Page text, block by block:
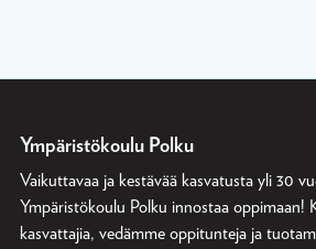
Ympäristökoulu Polku
Vaikuttavaa ja kestävää kasvatusta yli 30
Ympäristökoulu Polku innostaa oppimaan!
kasvattajia, vedämme oppitunteja ja